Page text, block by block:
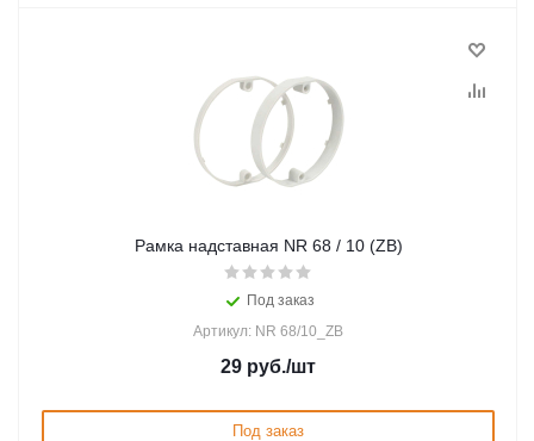
Рамка надставная NR 68 / 10 (ZB)
Под заказ
Артикул: NR 68/10_ZB
29 руб./шт
Под заказ